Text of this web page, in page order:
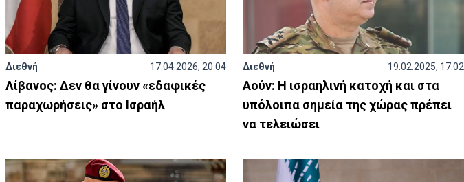
Διεθνή 17.04.2026, 20:04
Λίβανος: Δεν θα γίνουν «εδαφικές
παραχωρήσεις» στο Ισραήλ
Διεθνή 19.02.2025, 17:02
Αούν: Η ισραηλινή κατοχή και στα
υπόλοιπα σημεία της χώρας πρέπει
να τελειώσει